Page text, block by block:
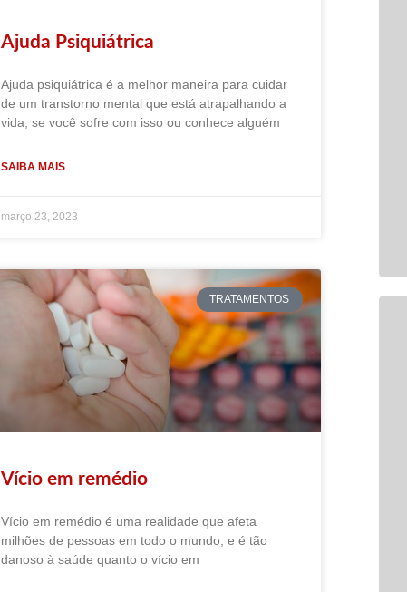
Ajuda Psiquiátrica
Ajuda psiquiátrica é a melhor maneira para cuidar
de um transtorno mental que está atrapalhando a
vida, se você sofre com isso ou conhece alguém
SAIBA MAIS
março 23, 2023
TRATAMENTOS
Vício em remédio
Vício em remédio é uma realidade que afeta
milhões de pessoas em todo o mundo, e é tão
danoso à saúde quanto o vício em